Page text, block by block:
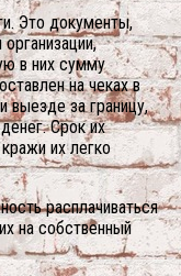
Это документы,
в них сумму
на чеках в
выезде за границу,
Срок их
их легко
расплачиваться
на собственный